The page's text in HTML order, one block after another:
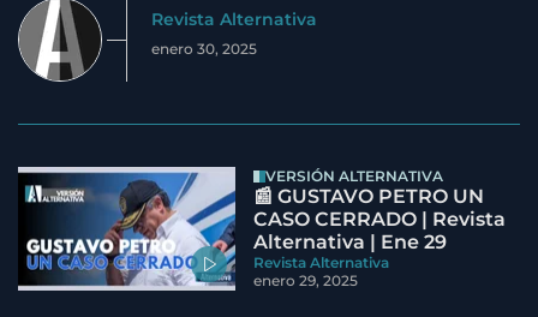
Revista Alternativa
enero 30, 2025
VERSIÓN ALTERNATIVA
📰 GUSTAVO PETRO UN
CASO CERRADO | Revista
Alternativa | Ene 29
Revista Alternativa
enero 29, 2025